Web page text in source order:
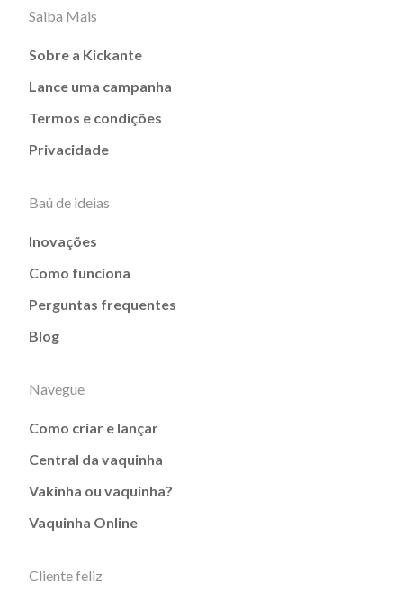
Saiba Mais
Sobre a Kickante
Lance uma campanha
Termos e condições
Privacidade
Baú de ideias
Inovações
Como funciona
Perguntas frequentes
Blog
Navegue
Como criar e lançar
Central da vaquinha
Vakinha ou vaquinha?
Vaquinha Online
Cliente feliz